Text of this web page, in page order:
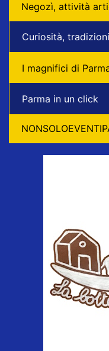
Negozì, attività
Curiosità,
I magnifici di
Parma in un click